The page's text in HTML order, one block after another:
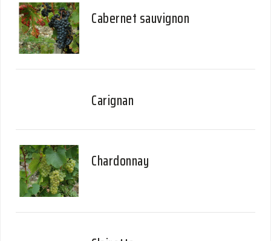
Cabernet sauvignon
Carignan
Chardonnay